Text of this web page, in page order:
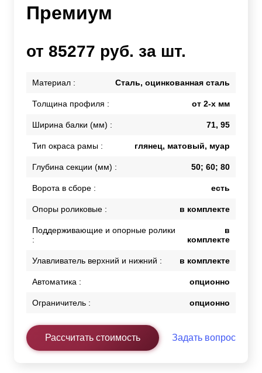
Премиум
от 85277 руб. за шт.
Материал : Сталь, оцинкованная сталь
Толщина профиля : от 2-х мм
Ширина балки (мм) : 71, 95
Тип окраса рамы : глянец, матовый, муар
Глубина секции (мм) : 50; 60; 80
Ворота в сборе : есть
Опоры роликовые : в комплекте
Поддерживающие и опорные ролики
:
в
комплекте
Улавливатель верхний и нижний : в комплекте
Автоматика : опционно
Ограничитель : опционно
Рассчитать стоимость Задать вопрос